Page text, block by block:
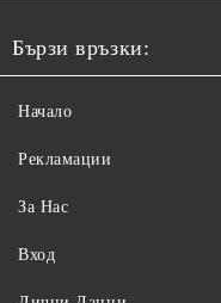
Бързи връзки:
Начало
Рекламации
За Нас
Вход